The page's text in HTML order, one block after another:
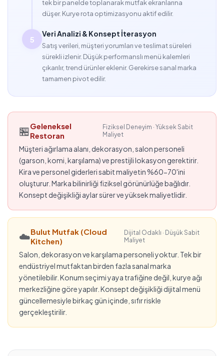
tek bir panelde toplanarak mutfak ekranlarına
düşer. Kurye rota optimizasyonu aktif edilir.
5
Veri Analizi & Konsept İterasyon
Satış verileri, müşteri yorumları ve teslimat süreleri
sürekli izlenir. Düşük performanslı menü kalemleri
çıkarılır, trend ürünler eklenir. Gerekirse sanal marka
tamamen pivot edilir.
🏪Geleneksel
Restoran
Fiziksel Deneyim · Yüksek Sabit
Maliyet
Müşteri ağırlama alanı, dekorasyon, salon personeli
(garson, komi, karşılama) ve prestijli lokasyon gerektirir.
Kira ve personel giderleri sabit maliyetin %60-70'ini
oluşturur. Marka bilinirliği fiziksel görünürlüğe bağlıdır.
Konsept değişikliği aylar sürer ve yüksek maliyetlidir.
☁️Bulut Mutfak (Cloud
Kitchen)
Dijital Odaklı · Düşük Sabit
Maliyet
Salon, dekorasyon ve karşılama personeli yoktur. Tek bir
endüstriyel mutfaktan birden fazla sanal marka
yönetilebilir. Konum seçimi yaya trafiğine değil, kurye ağı
merkezliğine göre yapılır. Konsept değişikliği dijital menü
güncellemesiyle birkaç gün içinde, sıfır riskle
gerçekleştirilir.